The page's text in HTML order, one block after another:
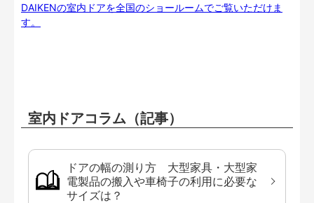
DAIKENの室内ドアを全国のショールームでご覧いただけま
す。
室内ドアコラム（記事）
ドアの幅の測り方 大型家具・大型家
電製品の搬入や車椅子の利用に必要な
サイズは？